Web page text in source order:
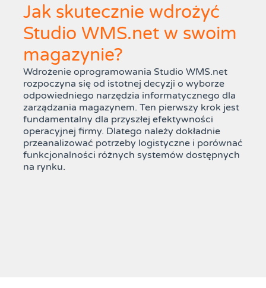
Jak skutecznie wdrożyć
Studio WMS.net w swoim
magazynie?
Wdrożenie oprogramowania Studio WMS.net
rozpoczyna się od istotnej decyzji o wyborze
odpowiedniego narzędzia informatycznego dla
zarządzania magazynem. Ten pierwszy krok jest
fundamentalny dla przyszłej efektywności
operacyjnej firmy. Dlatego należy dokładnie
przeanalizować potrzeby logistyczne i porównać
funkcjonalności różnych systemów dostępnych
na rynku.